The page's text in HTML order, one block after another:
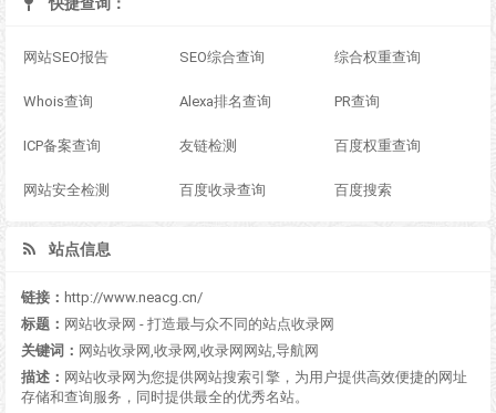
快捷查询：
网站SEO报告 SEO综合查询 综合权重查询
Whois查询 Alexa排名查询 PR查询
ICP备案查询 友链检测 百度权重查询
网站安全检测 百度收录查询 百度搜索
站点信息
链接： http://www.neacg.cn/
标题： 网站收录网 - 打造最与众不同的站点收录网
关键词： 网站收录网,收录网,收录网网站,导航网
描述： 网站收录网为您提供网站搜索引擎，为用户提供高效便捷的网址
存储和查询服务，同时提供最全的优秀名站。